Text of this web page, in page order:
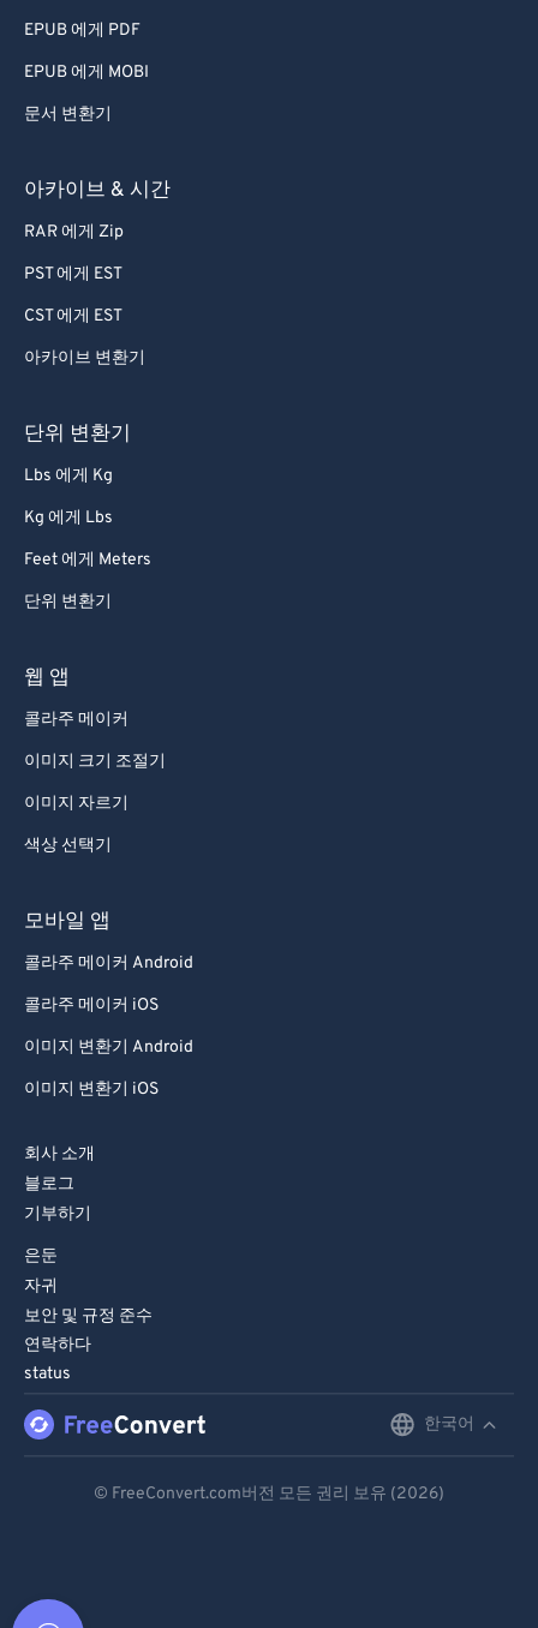
EPUB 에게 PDF
EPUB 에게 MOBI
문서 변환기
아카이브 & 시간
RAR 에게 Zip
PST 에게 EST
CST 에게 EST
아카이브 변환기
단위 변환기
Lbs 에게 Kg
Kg 에게 Lbs
Feet 에게 Meters
단위 변환기
웹 앱
콜라주 메이커
이미지 크기 조절기
이미지 자르기
색상 선택기
모바일 앱
콜라주 메이커 Android
콜라주 메이커 iOS
이미지 변환기 Android
이미지 변환기 iOS
회사 소개
블로그
기부하기
은둔
자귀
보안 및 규정 준수
연락하다
status
한국어
© FreeConvert.com버전 모든 권리 보유 (2026)